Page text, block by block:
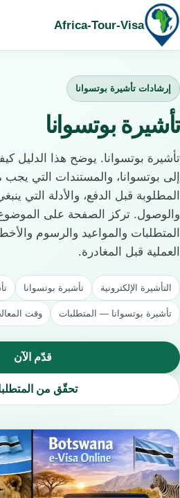
Africa-Tour-Visa
إرشادات تأشيرة بوتسوانا
تأشيرة بوتسوانا
تأشيرة بوتسوانا. يوضح هذا الدليل
إلى بوتسوانا، والمستندات التي
المطلوبة قبل الدفع، والأدلة التي
والوصول. تركز الصفحة على الموضوع
المتطلبات والمواعيد والرسوم
العملية قبل المغادرة.
التأشيرة الإلكترونية تأشيرة بوتسوانا
تأشيرة بوتسوانا — المتطلبات وقت
قدّم الآن
تحقّق من